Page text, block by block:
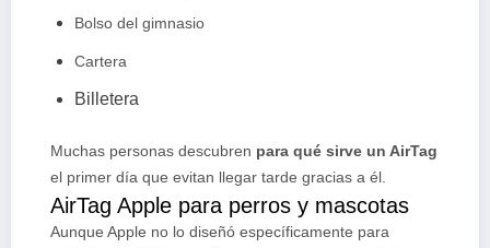
Bolso del gimnasio
Cartera
Billetera
Muchas personas descubren para qué sirve un AirTag
el primer día que evitan llegar tarde gracias a él.
AirTag Apple para perros y mascotas
Aunque Apple no lo diseñó específicamente para